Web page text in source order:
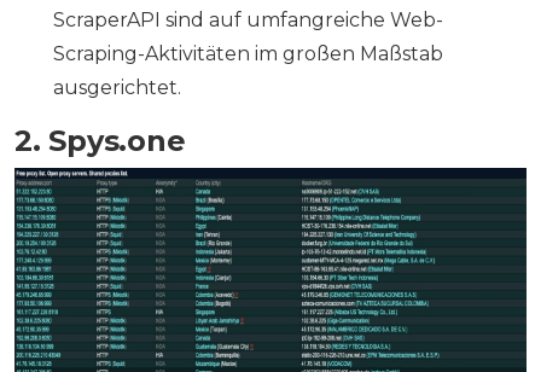
ScraperAPI sind auf umfangreiche Web-
Scraping-Aktivitäten im großen Maßstab
ausgerichtet.
2. Spys.one